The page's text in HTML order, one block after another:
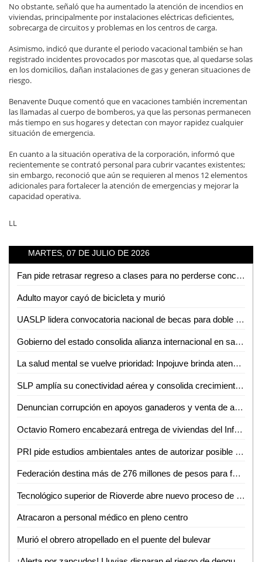
No obstante, señaló que ha aumentado la atención de incendios en
viviendas, principalmente por instalaciones eléctricas deficientes,
sobrecarga de circuitos y problemas en los centros de carga.
Asimismo, indicó que durante el periodo vacacional también se han
registrado incidentes provocados por mascotas que, al quedarse solas
en los domicilios, dañan instalaciones de gas y generan situaciones de
riesgo.
Benavente Duque comentó que en vacaciones también incrementan
las llamadas al cuerpo de bomberos, ya que las personas permanecen
más tiempo en sus hogares y detectan con mayor rapidez cualquier
situación de emergencia.
En cuanto a la situación operativa de la corporación, informó que
recientemente se contrató personal para cubrir vacantes existentes;
sin embargo, reconoció que aún se requieren al menos 12 elementos
adicionales para fortalecer la atención de emergencias y mejorar la
capacidad operativa.
LL
MARTES, 07 DE JULIO DE 2026
Fan pide retrasar regreso a clases para no perderse concierto de Los Tigres del Norte en la Fenapo
Adulto mayor cayó de bicicleta y murió
UASLP lidera convocatoria nacional de becas para doble titulación en ingeniería con Francia
Gobierno del estado consolida alianza internacional en salud mental
La salud mental se vuelve prioridad: Inpojuve brinda atención psicológica en la Huasteca
SLP amplía su conectividad aérea y consolida crecimiento turistico y económico
Denuncian corrupción en apoyos ganaderos y venta de aretes
Octavio Romero encabezará entrega de viviendas del Infonavit en Ciudad Valles
PRI pide estudios ambientales antes de autorizar posible fracking en la Huasteca Potosina
Federación destina más de 276 millones de pesos para fortalecer la salud en SLP
Tecnológico superior de Rioverde abre nuevo proceso de admisión por alta demanda
Atracaron a personal médico en pleno centro
Murió el obrero atropellado en el puente del bulevar